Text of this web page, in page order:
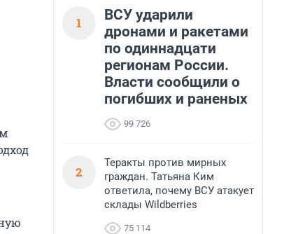
1
ВСУ ударили
дронами и ракетами
по одиннадцати
регионам России.
Власти сообщили о
погибших и раненых
99 726
2
Теракты против мирных
граждан. Татьяна Ким
ответила, почему ВСУ атакует
склады Wildberries
75 114